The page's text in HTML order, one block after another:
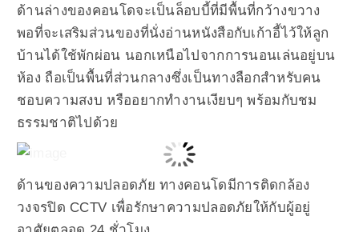
ด้านล่างของคอนโดจะเป็นล็อบบี้ที่มีพื้นที่กว้างขวาง
พอที่จะเสริมส่วนของที่นั่งอ่านหนังสือกับเก้าอี้ไว้ให้ลูก
บ้านได้ใช้พักผ่อน นอกเหนือไปจากการนอนเล่นอยู่บน
ห้อง ถือเป็นพื้นที่ส่วนกลางซึ่งเป็นทางลือกสำหรับคน
ชอบความสงบ หรืออยากทำงานเงียบๆ พร้อมกับชม
ธรรมชาติไปด้วย
ด้านของความปลอดภัย ทางคอนโดมีการติดกล้อง
วงจรปิด CCTV เพื่อรักษาความปลอดภัยให้กับผู้อยู่